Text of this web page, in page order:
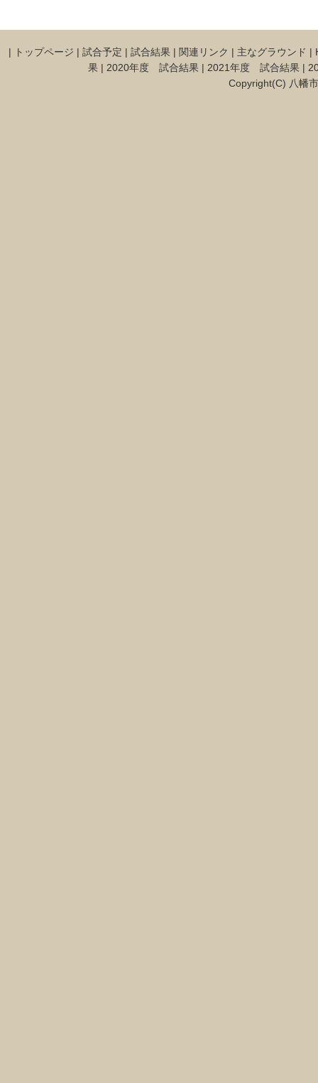
| トップページ | 試合予定 | 試合結果 | 関連リンク | 主なグラウンド |
果 | 2020年度 試合結果 | 2021年度 試合結果 |
Copyright(C) 八幡